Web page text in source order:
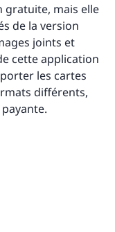
gratuite, mais elle
de la version
joints et
cette application
les cartes
différents,